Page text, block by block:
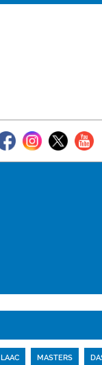
LAAC MASTERS